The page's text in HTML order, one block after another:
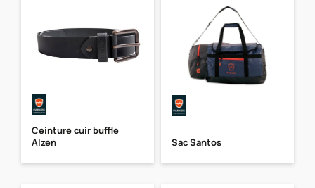
Ceinture cuir buffle
Alzen
Sac Santos